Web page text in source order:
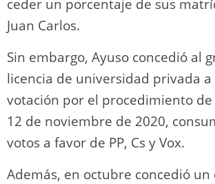
ceder un porcentaje de sus
Juan Carlos.
Sin embargo, Ayuso concedió al
licencia de universidad privada
votación por el procedimiento
12 de noviembre de 2020,
votos a favor de PP, Cs y Vox.
Además, en octubre concedió